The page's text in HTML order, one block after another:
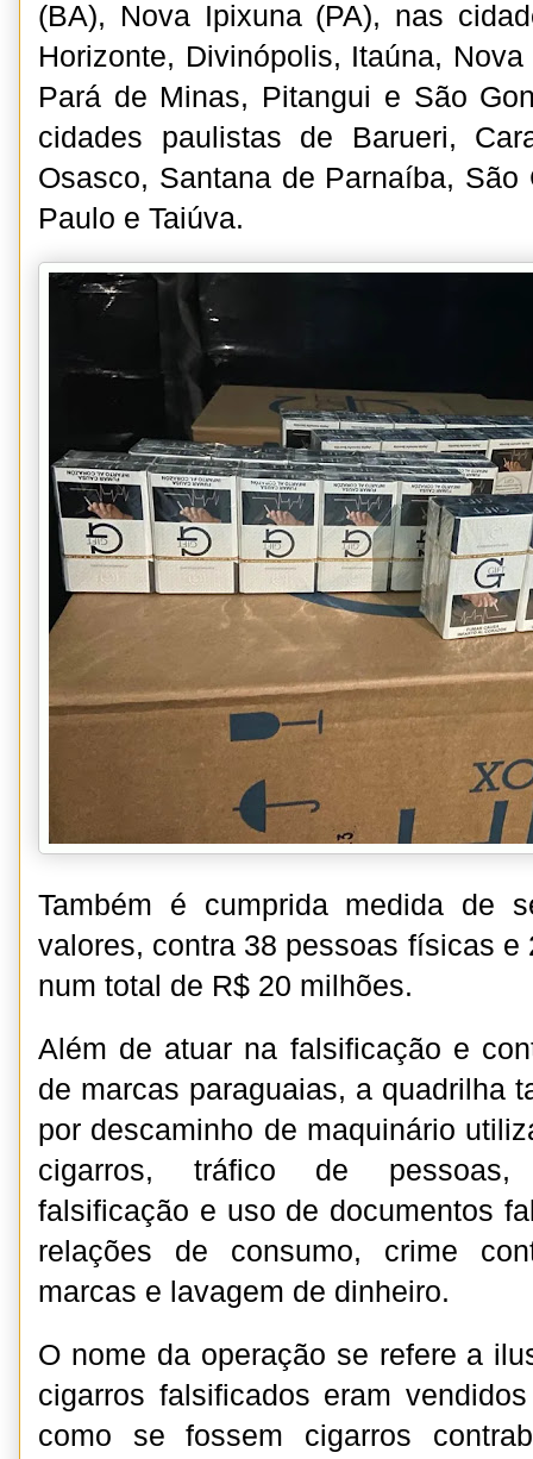
(BA), Nova Ipixuna (PA), nas
Horizonte, Divinópolis, Itaúna,
Pará de Minas, Pitangui e São
cidades paulistas de Barueri,
Osasco, Santana de Parnaíba,
Paulo e Taiúva.
Também é cumprida medida de
valores, contra 38 pessoas físicas e
num total de R$ 20 milhões.
Além de atuar na falsificação e
de marcas paraguaias, a quadrilha
por descaminho de maquinário
cigarros, tráfico de pessoas,
falsificação e uso de documentos
relações de consumo, crime
marcas e lavagem de dinheiro.
O nome da operação se refere a
cigarros falsificados eram
como se fossem cigarros